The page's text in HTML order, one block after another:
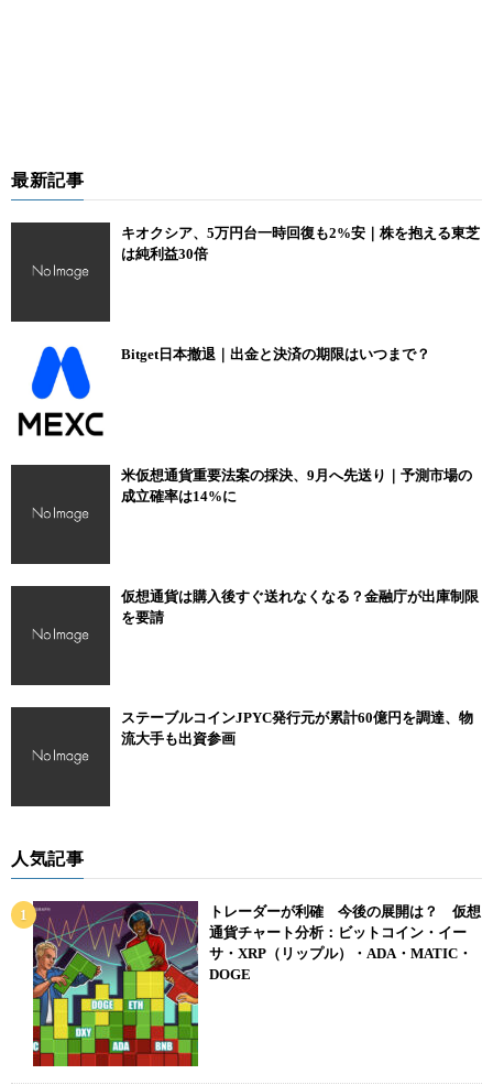
最新記事
キオクシア、5万円台一時回復も2%安｜株を抱える東芝
は純利益30倍
Bitget日本撤退｜出金と決済の期限はいつまで？
米仮想通貨重要法案の採決、9月へ先送り｜予測市場の
成立確率は14%に
仮想通貨は購入後すぐ送れなくなる？金融庁が出庫制限
を要請
ステーブルコインJPYC発行元が累計60億円を調達、物
流大手も出資参画
人気記事
トレーダーが利確 今後の展開は？ 仮想
通貨チャート分析：ビットコイン・イー
サ・XRP（リップル）・ADA・MATIC・
DOGE